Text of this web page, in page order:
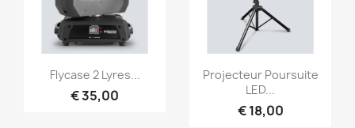
Snel bekijken
Flycase 2 Lyres...
€ 35,00
Snel bekijken
Projecteur Poursuite
LED...
€ 18,00